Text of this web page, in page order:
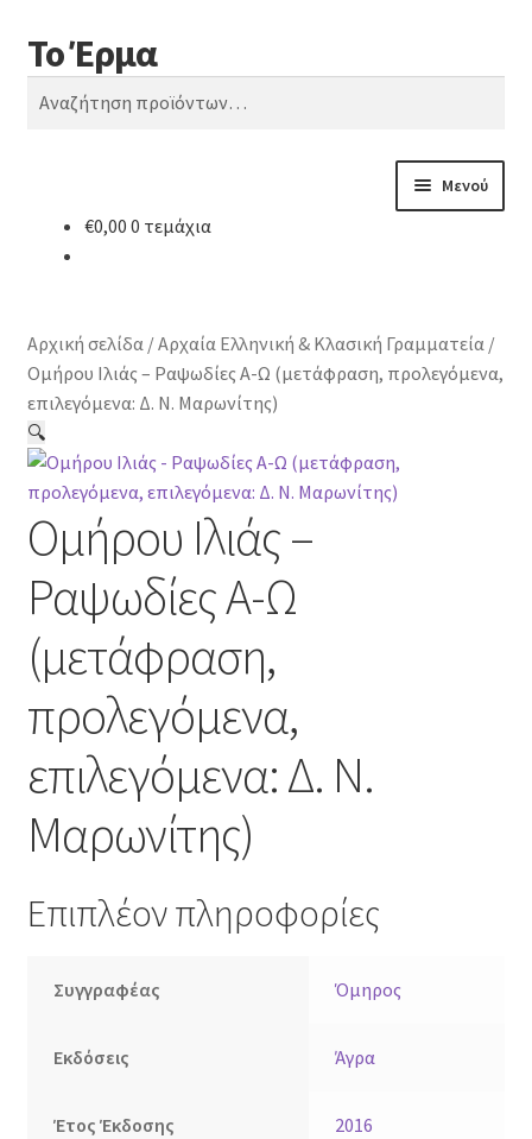
Απευθείας
μετάβαση
στην
Μετάβαση
σε
περιεχόμενο
Το Έρμα
Αναζήτηση
Αναζήτηση
Μενού
Κατηγορίες Βιβλίων
Συχνές Ερωτήσεις
Επικοινωνία
€0,00 0 τεμάχια
Αρχική σελίδα/Αρχαία Ελληνική & Κλασική Γραμματεία/
Ομήρου Ιλιάς – Ραψωδίες Α-Ω (μετάφραση, προλεγόμενα,
επιλεγόμενα: Δ. Ν. Μαρωνίτης)
🔍
Ομήρου Ιλιάς –
Ραψωδίες Α-Ω
(μετάφραση,
προλεγόμενα,
επιλεγόμενα: Δ. Ν.
Μαρωνίτης)
Επιπλέον πληροφορίες
Συγγραφέας Όμηρος
Εκδόσεις Άγρα
Έτος Έκδοσης 2016